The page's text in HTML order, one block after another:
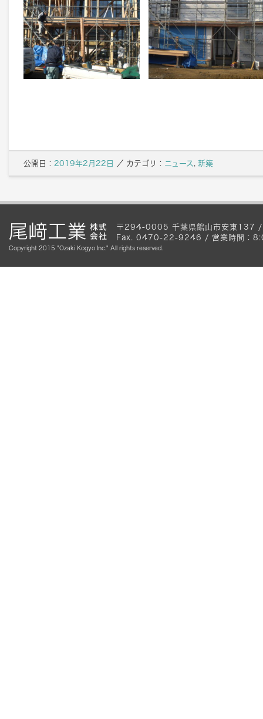
公開日： 2019年2月22日 ／ カテゴリ： ニュース , 新築
〒294-0005 千葉県館山市安東
Fax. 0470-22-9246 / 営業時間：
Copyright 2015 "Ozaki Kogyo Inc." All rights reserved.